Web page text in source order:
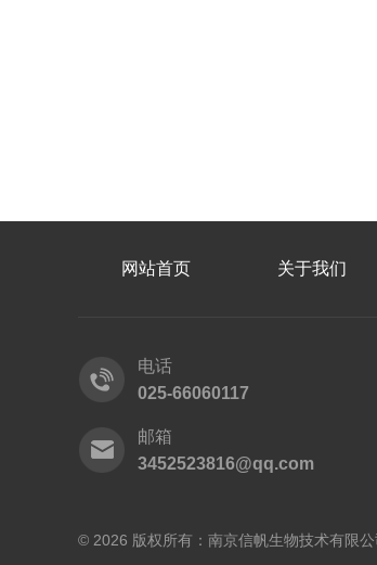
网站首页 关于我们
电话
025-66060117
邮箱
3452523816@qq.com
© 2026 版权所有：南京信帆生物技术有限